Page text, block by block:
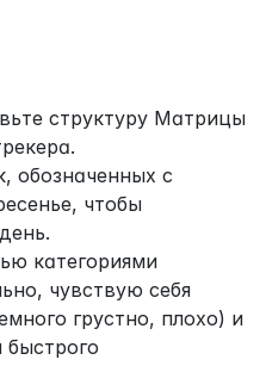
структуру Матрицы
обозначенных с
чтобы
категориями
чувствую себя
грустно, плохо) и
быстрого